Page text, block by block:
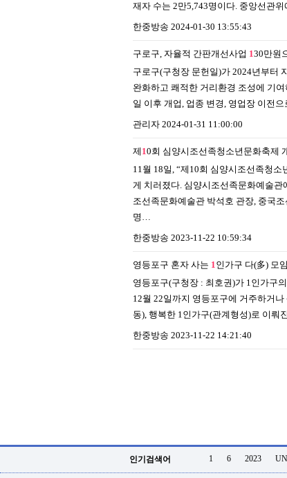
재자 수는 2만5,743명이다. 중앙선관
한중방송 2024-01-30 13:55:43
구로구, 자율적 간판개선사업 130만원
구로구(구청장 문헌일)가 2024년부터
완화하고 쾌적한 거리환경 조성에 기
일 이후 개업, 업종 변경, 영업장 이전
관리자 2024-01-31 11:00:00
제 10회 심양시조선족청소년문화축제
11월 18일, “제10회 심양시조선족청
게 치러졌다. 심양시조선족문화예술
조선족문화예술관 박석호 관장, 중국
명…
한중방송 2023-11-22 10:59:34
영등포구 혼자 사는 1인가구 다(多) 모
영등포구(구청장 : 최호권)가 1인가구
12월 22일까지 영등포구에 거주하거
동), 행복한 1인가구(관계형성)로 이뤄
한중방송 2023-11-22 14:21:40
인기검색어 1 6 2023